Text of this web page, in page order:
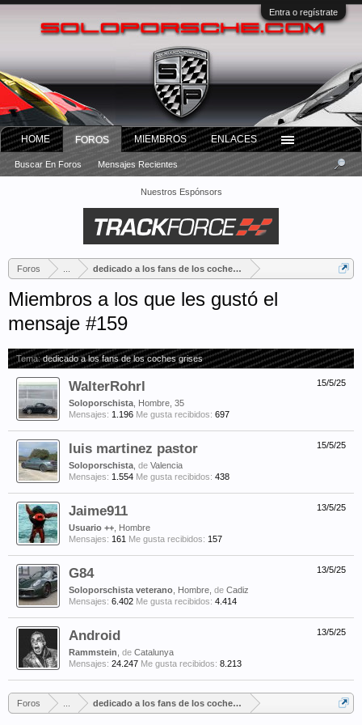
Entra o regístrate
Nuestros Espónsors
Foros dedicado a los fans de los coches grises
Miembros a los que les gustó el
mensaje #159
Tema: dedicado a los fans de los coches grises
15/5/25
WalterRohrl
Soloporschista , Hombre, 35
Mensajes: 1.196 Me gusta recibidos: 697
15/5/25
luis martinez pastor
Soloporschista de Valencia
Mensajes: 1.554 Me gusta recibidos: 438
13/5/25
Jaime911
Usuario ++ , Hombre
Mensajes: 161 Me gusta recibidos: 157
13/5/25
G84
Soloporschista veterano , Hombre, de Cadiz
Mensajes: 6.402 Me gusta recibidos: 4.414
13/5/25
Android
Rammstein de Catalunya
Mensajes: 24.247 Me gusta recibidos: 8.213
Foros dedicado a los fans de los coches grises
HOME FOROS
Buscar En Foros Mensajes Recientes
MIEMBROS ENLACES